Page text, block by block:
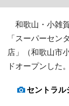
和歌山・小雑
「スーパーセン
店」（和歌山市
ドオープンした。
セントラル